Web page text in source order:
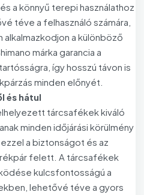
a könnyű terepi használathoz
téve a felhasználó számára,
alkalmazkodjon a különböző
márka garancia a
így hosszú távon is
minden előnyét.
és hátul
tárcsafékek kiváló
minden időjárási körülmény
a biztonságot és az
felett. A tárcsafékek
kulcsfontosságú a
lehetővé téve a gyors